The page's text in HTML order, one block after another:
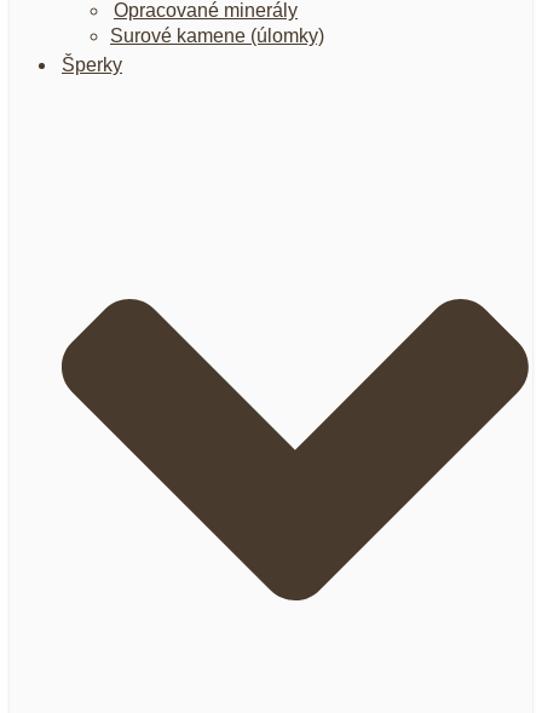
Opracované minerály
Surové kamene (úlomky)
Šperky